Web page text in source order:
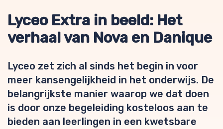
Lyceo Extra in beeld: Het
verhaal van Nova en Danique
Lyceo zet zich al sinds het begin in voor
meer kansengelijkheid in het onderwijs. De
belangrijkste manier waarop we dat doen
is door onze begeleiding kosteloos aan te
bieden aan leerlingen in een kwetsbare